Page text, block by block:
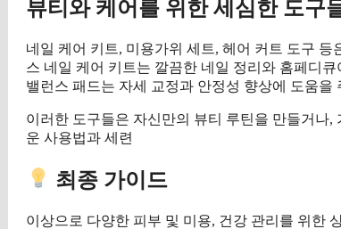
뷰티와 케어를 위한 세심한 도구
네일 케어 키트, 미용가위 세트, 헤어 커트 도구
스 네일 케어 키트는 깔끔한 네일 정리와 홈페디
밸런스 패드는 자세 교정과 안정성 향상에 도움을
이러한 도구들은 자신만의 뷰티 루틴을 만들거나
운 사용법과 세련
최종 가이드
이상으로 다양한 피부 및 미용, 건강 관리를 위한